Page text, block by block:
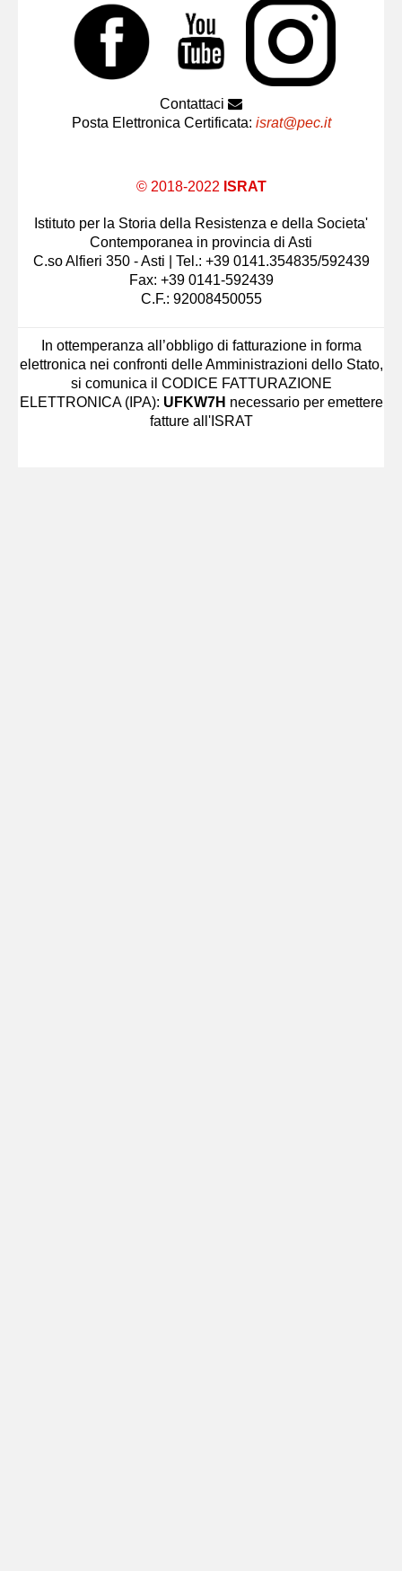
Contattaci
Posta Elettronica Certificata: israt@pec.it
© 2018-2022 ISRAT
Istituto per la Storia della Resistenza e della Societa'
Contemporanea in provincia di Asti
C.so Alfieri 350 - Asti | Tel.: +39 0141.354835/592439
Fax: +39 0141-592439
C.F.: 92008450055
In ottemperanza all’obbligo di fatturazione in forma
elettronica nei confronti delle Amministrazioni dello Stato,
si comunica il CODICE FATTURAZIONE
ELETTRONICA (IPA): UFKW7H necessario per emettere
fatture all'ISRAT